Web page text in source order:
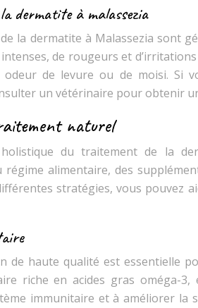
dermatite à malassezia
la dermatite à Malassezia sont
de rougeurs et
odeur de levure ou de moisi. Si
un vétérinaire pour obtenir
naturel
du traitement de la
régime alimentaire, des
stratégies, vous pouvez
de haute qualité est essentielle
riche en acides gras oméga-
immunitaire et à améliorer la